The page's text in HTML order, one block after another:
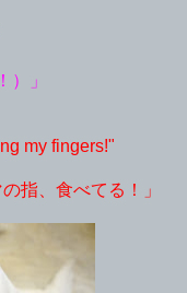
）」
my fingers!"
指、食べてる！」